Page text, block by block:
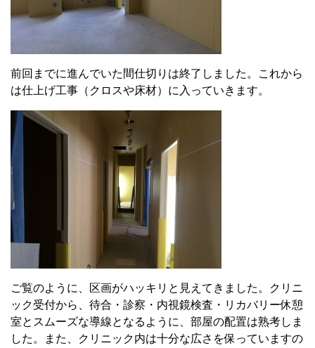
前回までに進んでいた間仕切りは終了しました。これから
は仕上げ工事（クロスや床材）に入っていきます。
ご覧のように、区画がハッキリと見えてきました。クリニ
ック受付から、待合・診察・内視鏡検査・リカバリー休憩
室とスムーズな導線となるように、部屋の配置は熟考しま
した。また、クリニック内は十分な広さを保っていますの